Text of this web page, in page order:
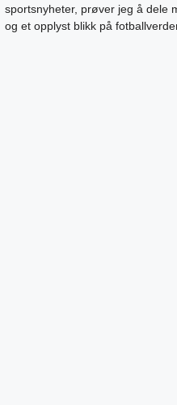
sportsnyheter, prøver jeg å dele
og et opplyst blikk på